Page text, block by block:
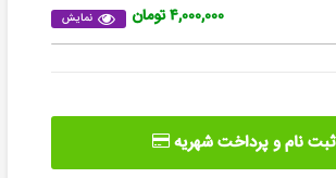
نمایش ۴,۰۰۰,۰۰۰ تومان
ثبت نام و پرداخت شهریه